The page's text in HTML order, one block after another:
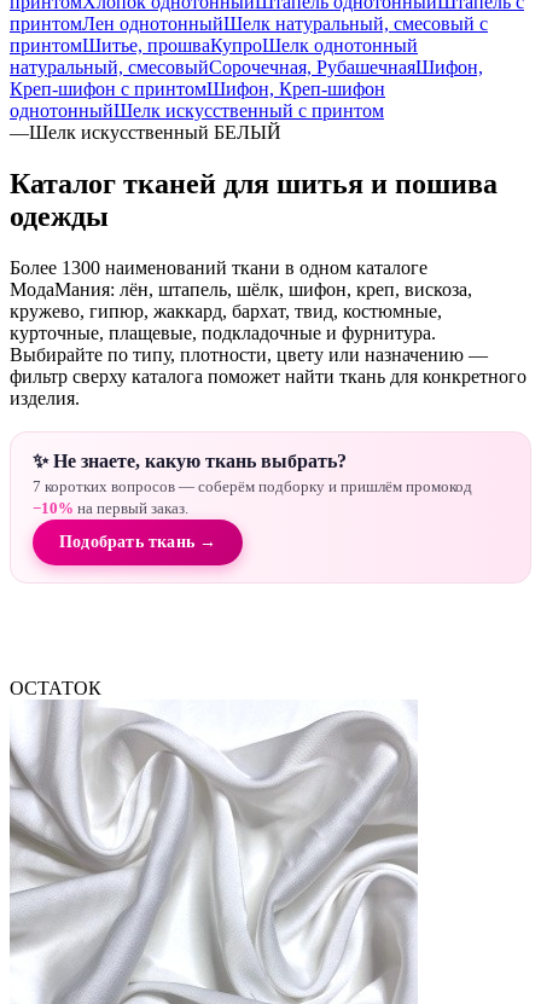
принтомЛен однотонныйШелк натуральный, смесовый с
принтомШитье, прошваКупроШелк однотонный
натуральный, смесовыйСорочечная, РубашечнаяШифон,
Креп-шифон с принтомШифон, Креп-шифон
однотонныйШелк искусственный с принтом
—Шелк искусственный БЕЛЫЙ
Каталог тканей для шитья и пошива
одежды
Более 1300 наименований ткани в одном каталоге
МодаМания: лён, штапель, шёлк, шифон, креп, вискоза,
кружево, гипюр, жаккард, бархат, твид, костюмные,
курточные, плащевые, подкладочные и фурнитура.
Выбирайте по типу, плотности, цвету или назначению —
фильтр сверху каталога поможет найти ткань для конкретного
изделия.
✨ Не знаете, какую ткань выбрать?
7 коротких вопросов — соберём подборку и пришлём промокод
−10% на первый заказ.
Подобрать ткань →
ОСТАТОК